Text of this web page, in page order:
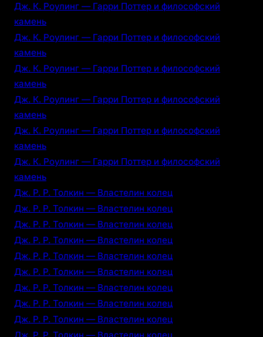
Дж. К. Роулинг — Гарри Поттер и философский
камень
Дж. К. Роулинг — Гарри Поттер и философский
камень
Дж. К. Роулинг — Гарри Поттер и философский
камень
Дж. К. Роулинг — Гарри Поттер и философский
камень
Дж. К. Роулинг — Гарри Поттер и философский
камень
Дж. К. Роулинг — Гарри Поттер и философский
камень
Дж. Р. Р. Толкин — Властелин колец
Дж. Р. Р. Толкин — Властелин колец
Дж. Р. Р. Толкин — Властелин колец
Дж. Р. Р. Толкин — Властелин колец
Дж. Р. Р. Толкин — Властелин колец
Дж. Р. Р. Толкин — Властелин колец
Дж. Р. Р. Толкин — Властелин колец
Дж. Р. Р. Толкин — Властелин колец
Дж. Р. Р. Толкин — Властелин колец